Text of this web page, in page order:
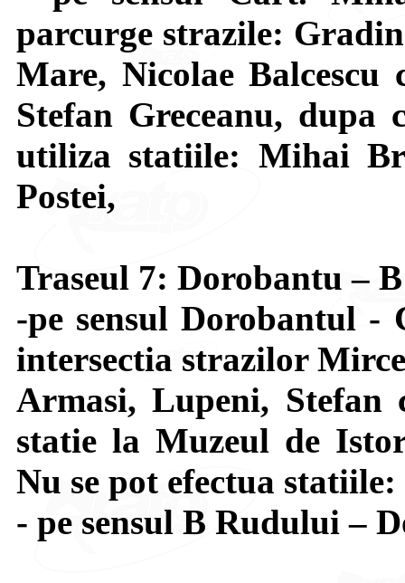
parcurge strazile:
Mare, Nicolae
Stefan Greceanu, dupa
utiliza statiile: Mihai
Postei,
Traseul 7: Dorobantu –
-pe sensul Dorobantul -
intersectia strazilor
Armasi, Lupeni, Stefan
statie la Muzeul de
Nu se pot efectua
- pe sensul B Rudului –